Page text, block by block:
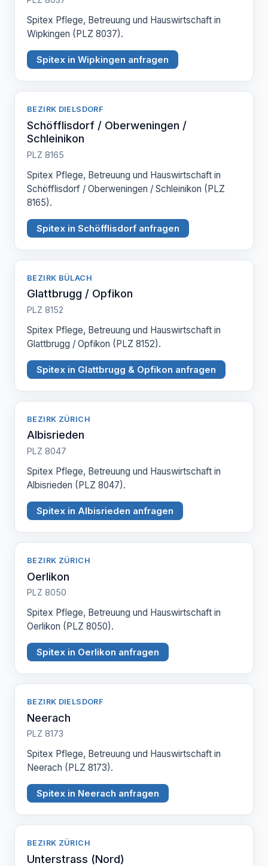
Spitex Pflege, Betreuung und Hauswirtschaft in
Wipkingen (PLZ 8037).
Spitex in Wipkingen anfragen
BEZIRK DIELSDORF
Schöfflisdorf / Oberweningen /
Schleinikon
PLZ 8165
Spitex Pflege, Betreuung und Hauswirtschaft in
Schöfflisdorf / Oberweningen / Schleinikon (PLZ
8165).
Spitex in Schöfflisdorf anfragen
BEZIRK BÜLACH
Glattbrugg / Opfikon
PLZ 8152
Spitex Pflege, Betreuung und Hauswirtschaft in
Glattbrugg / Opfikon (PLZ 8152).
Spitex in Glattbrugg & Opfikon anfragen
BEZIRK ZÜRICH
Albisrieden
PLZ 8047
Spitex Pflege, Betreuung und Hauswirtschaft in
Albisrieden (PLZ 8047).
Spitex in Albisrieden anfragen
BEZIRK ZÜRICH
Oerlikon
PLZ 8050
Spitex Pflege, Betreuung und Hauswirtschaft in
Oerlikon (PLZ 8050).
Spitex in Oerlikon anfragen
BEZIRK DIELSDORF
Neerach
PLZ 8173
Spitex Pflege, Betreuung und Hauswirtschaft in
Neerach (PLZ 8173).
Spitex in Neerach anfragen
BEZIRK ZÜRICH
Unterstrass (Nord)